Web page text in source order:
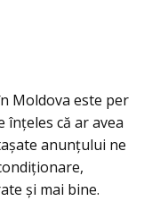
Moldova este per
înţeles că ar avea
anunţului ne
şi mai bine.